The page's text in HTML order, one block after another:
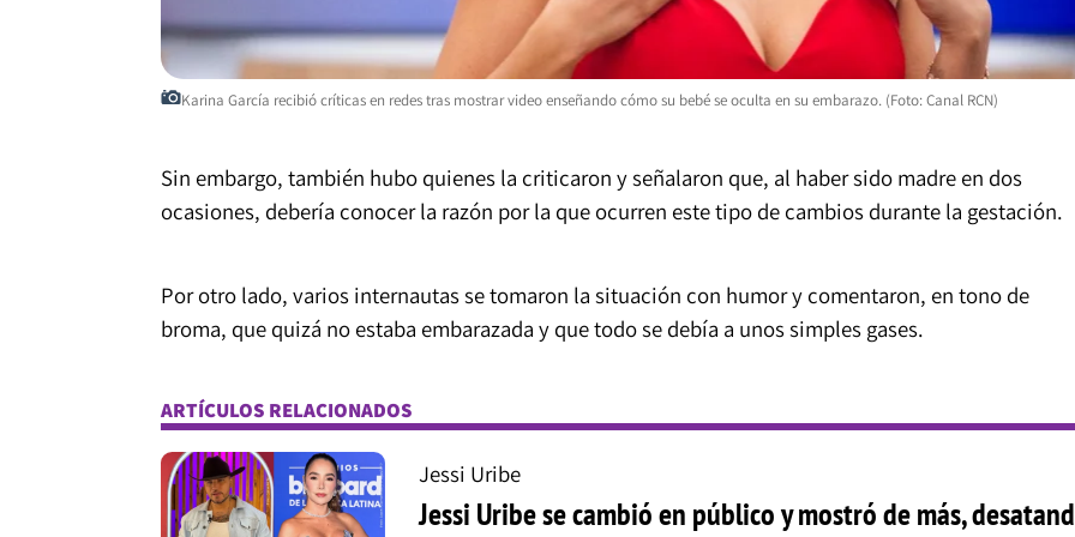
Karina García recibió críticas en redes tras mostrar video enseñando cómo su bebé se oculta en su embarazo. (Foto: Canal RCN)
Sin embargo, también hubo quienes la criticaron y señalaron que, al haber sido madre en dos
ocasiones, debería conocer la razón por la que ocurren este tipo de cambios durante la gestación.
Por otro lado, varios internautas se tomaron la situación con humor y comentaron, en tono de
broma, que quizá no estaba embarazada y que todo se debía a unos simples gases.
ARTÍCULOS RELACIONADOS
Jessi Uribe
Jessi Uribe se cambió en público y mostró de más,